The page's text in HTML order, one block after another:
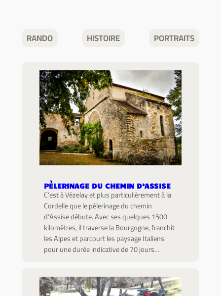
RANDO HISTOIRE PORTRAITS
PÈLERINAGE DU CHEMIN D’ASSISE
C’est à Vézelay et plus particulièrement à la
Cordelle que le pèlerinage du chemin
d’Assise débute. Avec ses quelques 1500
kilomètres, il traverse la Bourgogne, franchit
les Alpes et parcourt les paysage Italiens
pour une durée indicative de 70 jours…